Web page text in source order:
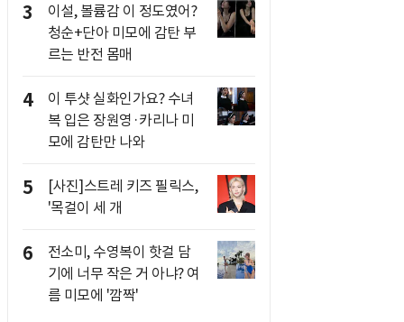
3
이설, 볼륨감 이 정도였어?
청순+단아 미모에 감탄 부
르는 반전 몸매
4
이 투샷 실화인가요? 수녀
복 입은 장원영·카리나 미
모에 감탄만 나와
5
[사진]스트레 키즈 필릭스,
'목걸이 세 개
6
전소미, 수영복이 핫걸 담
기에 너무 작은 거 아냐? 여
름 미모에 '깜짝'